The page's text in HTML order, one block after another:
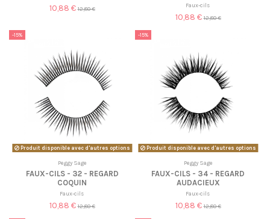
10,88 € 12,80 €
Faux-cils
10,88 € 12,80 €
-15%
Produit disponible avec d'autres options
Peggy Sage
FAUX-CILS - 32 - REGARD
COQUIN
Faux-cils
10,88 € 12,80 €
-15%
Produit disponible avec d'autres options
Peggy Sage
FAUX-CILS - 34 - REGARD
AUDACIEUX
Faux-cils
10,88 € 12,80 €